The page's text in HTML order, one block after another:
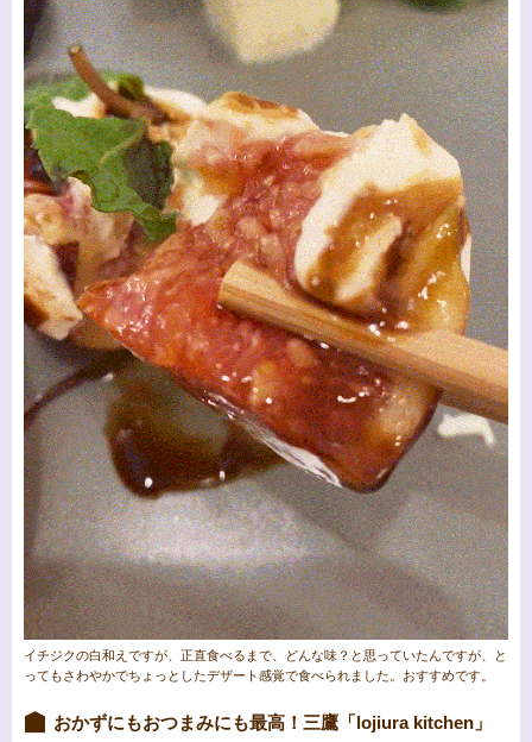
イチジクの白和えですが、正直食べるまで、どんな味？と思っていたんですが、と
ってもさわやかでちょっとしたデザート感覚で食べられました。おすすめです。
おかずにもおつまみにも最高！三鷹「lojiura kitchen」